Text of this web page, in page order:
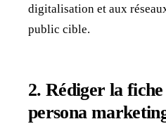
digitalisation et aux
public cible.
2. Rédiger la
persona